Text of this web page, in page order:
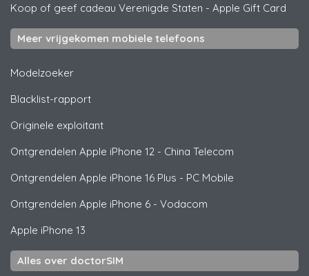
Koop of geef cadeau Verenigde Staten - Apple Gift Card
Meer vrijgekomen mobiele telefoons
Modelzoeker
Blacklist-rapport
Originele exploitant
Ontgrendelen Apple iPhone 12 - China Telecom
Ontgrendelen Apple iPhone 16 Plus - PC Mobile
Ontgrendelen Apple iPhone 6 - Vodacom
Apple iPhone 13
Alles over doctorSIM